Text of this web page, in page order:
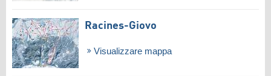
Racines-Giovo
Visualizzare mappa